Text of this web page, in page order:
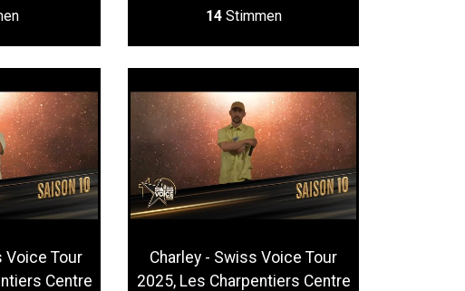
14 Stimmen
Voice Tour
Centre
Charley - Swiss Voice Tour
2025, Les Charpentiers Centre